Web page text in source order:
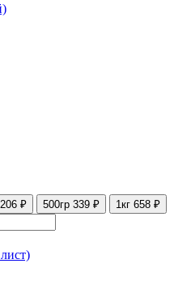
206 ₽ 500гр 339 ₽ 1кг 658 ₽